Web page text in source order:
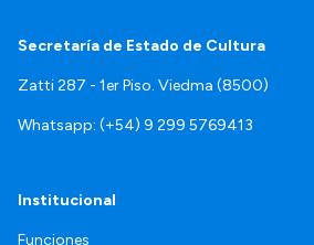
Secretaría de Estado de Cultura
Zatti 287 - 1er Piso. Viedma (8500)
Whatsapp: (+54) 9 299 5769413
Institucional
Funciones